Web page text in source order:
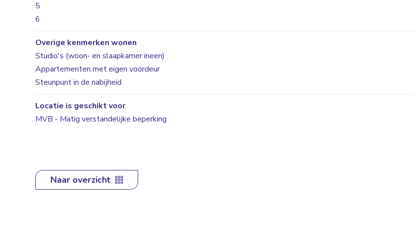
5
6
Overige kenmerken wonen
Studio's (woon- en slaapkamer ineen)
Appartementen met eigen voordeur
Steunpunt in de nabijheid
Locatie is geschikt voor
MVB - Matig verstandelijke beperking
Naar overzicht